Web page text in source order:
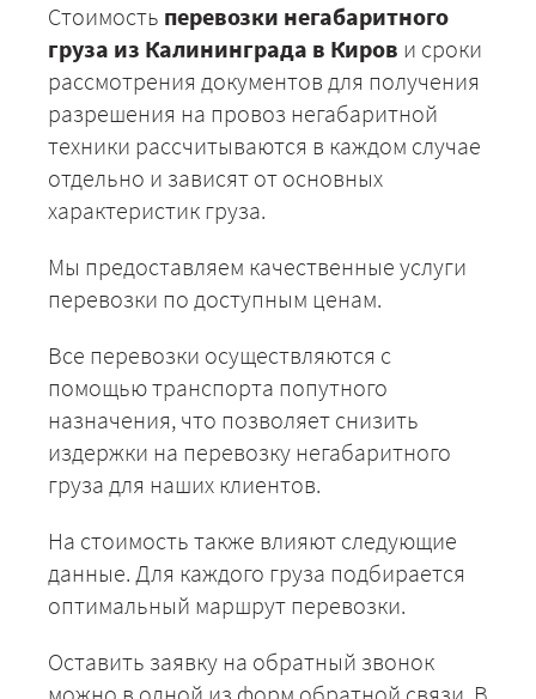
Стоимость перевозки негабаритного
груза из Калининграда в Киров и сроки
рассмотрения документов для получения
разрешения на провоз негабаритной
техники рассчитываются в каждом случае
отдельно и зависят от основных
характеристик груза.
Мы предоставляем качественные услуги
перевозки по доступным ценам.
Все перевозки осуществляются с
помощью транспорта попутного
назначения, что позволяет снизить
издержки на перевозку негабаритного
груза для наших клиентов.
На стоимость также влияют следующие
данные. Для каждого груза подбирается
оптимальный маршрут перевозки.
Оставить заявку на обратный звонок